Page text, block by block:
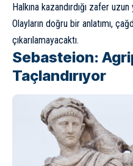
Halkına kazandırdığı zafer
Olayların doğru bir anlatımı,
çıkarılamayacaktı.
Sebasteion:
Taçlandırıyor